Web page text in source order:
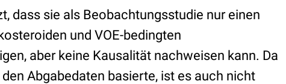
dass sie als Beobachtungsstudie nur einen
und VOE-bedingten
aber keine Kausalität nachweisen kann. Da
Abgabedaten basierte, ist es auch nicht